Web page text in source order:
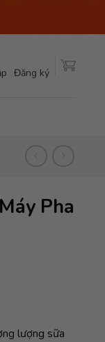
Đăng ký
Pha
lượng sữa